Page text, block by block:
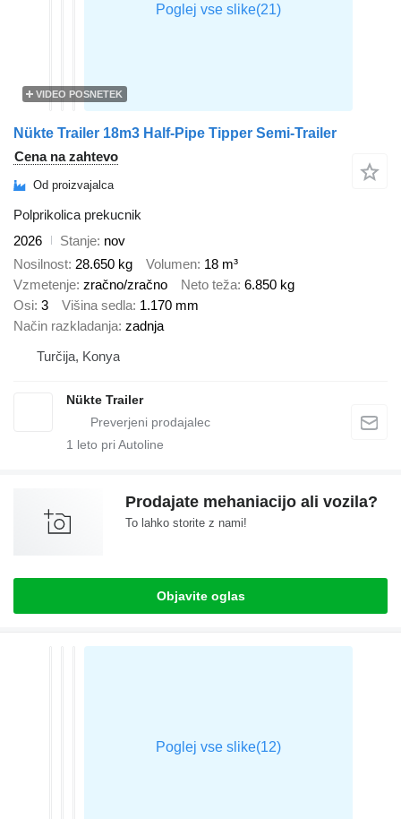
VIDEO POSNETEK
Nükte Trailer 18m3 Half-Pipe Tipper Semi-Trailer
Cena na zahtevo
Od proizvajalca
Polprikolica prekucnik
2026
Stanje nov
Nosilnost 28.650 kg Volumen 18 m³
Vzmetenje zračno/zračno Neto teža 6.850 kg
Osi 3 Višina sedla 1.170 mm
Način razkladanja zadnja
Turčija, Konya
Nükte Trailer
1 leto pri Autoline
Prodajate mehaniacijo ali vozila?
To lahko storite z nami!
Objavite oglas